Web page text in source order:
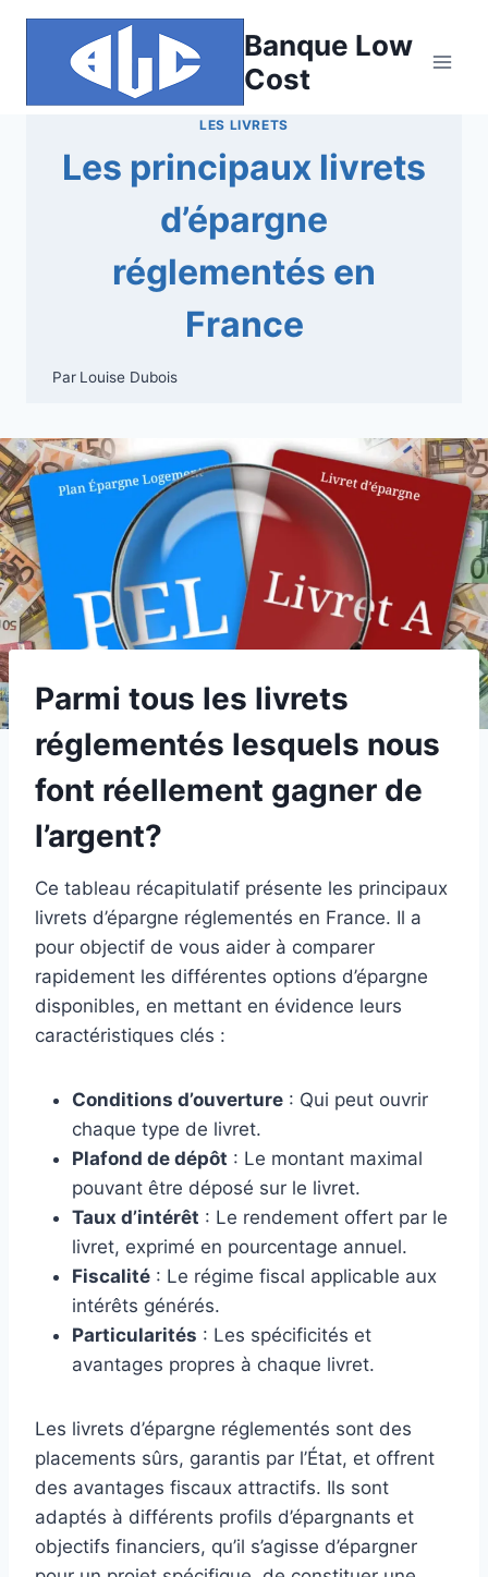
Aller
Banque Low
Cost
LES LIVRETS
Les principaux livrets
d’épargne
réglementés en
France
Par Louise Dubois
Parmi tous les livrets
réglementés lesquels nous
font réellement gagner de
l’argent?
Ce tableau récapitulatif présente les principaux
livrets d’épargne réglementés en France. Il a
pour objectif de vous aider à comparer
rapidement les différentes options d’épargne
disponibles, en mettant en évidence leurs
caractéristiques clés :
Conditions d’ouverture : Qui peut ouvrir
chaque type de livret.
Plafond de dépôt : Le montant maximal
pouvant être déposé sur le livret.
Taux d’intérêt : Le rendement offert par le
livret, exprimé en pourcentage annuel.
Fiscalité : Le régime fiscal applicable aux
intérêts générés.
Particularités : Les spécificités et
avantages propres à chaque livret.
Les livrets d’épargne réglementés sont des
placements sûrs, garantis par l’État, et offrent
des avantages fiscaux attractifs. Ils sont
adaptés à différents profils d’épargnants et
objectifs financiers, qu’il s’agisse d’épargner